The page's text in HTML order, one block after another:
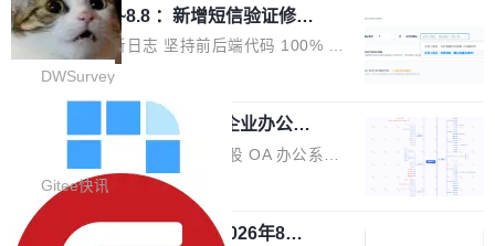
现，在基准测试中与 Un...
研究与产业落地融合展开多维度研讨。星连资本
创始合伙人张鸣晨表示，AI产业化是长期产融结
合过程，早期优质技术项目需持续资本与产业资
者、产业专家、投资人围绕AI前沿技术瓶颈、行
业固有认知重构等议题展开跨界对话，聚焦行业
真实痛点与突破方向...
MB，是 1 个 G。一个显示天气的应用。 Windo
ws 内置应用臃肿早就是老话题了，但一款天气
应用占用内存就超过 1G 还是过于离谱——问题
个嵌在 Edge WebView 里的网页。它不是一个
「应用」，它是一个运行在浏览器引擎里的网
页，外面套了一层 Windows 的壳。 WebView2
本身就是个内存大户。它加载了完整的 Edge 渲
染引擎，包括 JavaScript 引擎...
调问更新7.26~8.8 ：新增短信验证修
改，考试能力升级
DWSurvey 更新日志 坚持前后端代码 100% 开
源助力企业建设自主可控的问卷调研系统 官网地
址www.diaowen.net ➔ 源码下载Gitee 仓库 ➔
本次更新新增短信验证修改已答问卷功能，提升
答卷安全性；同时升级考试能力，完善填空题判
分、防切屏等功能体验，并优化多项产品细节，
提升整体使用体验。 新增功能 01. 新增验证手
机号后查看、修改已答问卷功能 02. 新增填空题
DWSurvey
勾股 OA v6.0.2 已经发布，企业办公系
勾股 OA v6.0.2 已经发布。 勾股 OA 办公系统
是一款简单实用的开源的企业办公系统。系统集
成了系统设置、附件管理、人事管理、行政管
理、消息管理、资产管理、企业公告、知识网
Gitee快讯
942亿赛道如何选对伙伴？2026年8月G